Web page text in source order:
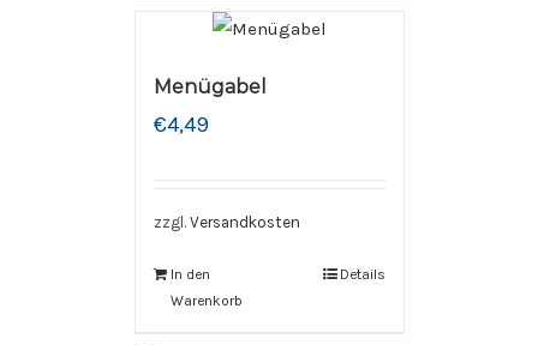
Menügabel
€4,49
zzgl. Versandkosten
In den
Warenkorb
Details